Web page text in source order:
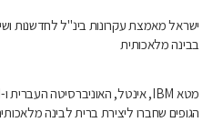
ישראל מאמצת עקרונות בינ"ל לחדשנות
בבינה מלאכותית
הגופים שחברו ליצירת ברית לבינה